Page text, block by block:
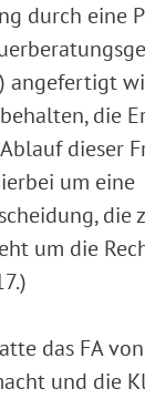
durch eine
angefertigt
die
dieser
um eine
die
um die
das FA
und die